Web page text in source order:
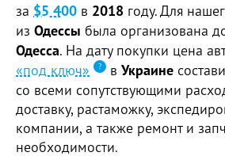
за $5 400 в 2018 году. Для
из Одессы была организована
Одесса. На дату покупки цена
«под ключ»
в Украине
со всеми сопутствующими
доставку, растаможку,
компании, а также ремонт и
необходимости.